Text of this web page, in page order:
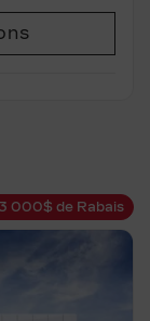
3 000$ de Rabais